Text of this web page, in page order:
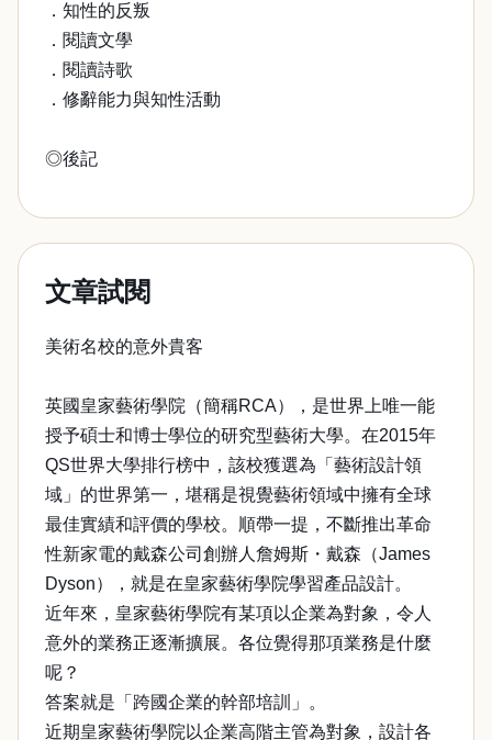
．知性的反叛
．閱讀文學
．閱讀詩歌
．修辭能力與知性活動
◎後記
文章試閱
美術名校的意外貴客
英國皇家藝術學院（簡稱RCA），是世界上唯一能
授予碩士和博士學位的研究型藝術大學。在2015年
QS世界大學排行榜中，該校獲選為「藝術設計領
域」的世界第一，堪稱是視覺藝術領域中擁有全球
最佳實績和評價的學校。順帶一提，不斷推出革命
性新家電的戴森公司創辦人詹姆斯・戴森（James
Dyson），就是在皇家藝術學院學習產品設計。
近年來，皇家藝術學院有某項以企業為對象，令人
意外的業務正逐漸擴展。各位覺得那項業務是什麼
呢？
答案就是「跨國企業的幹部培訓」。
近期皇家藝術學院以企業高階主管為對象，設計各